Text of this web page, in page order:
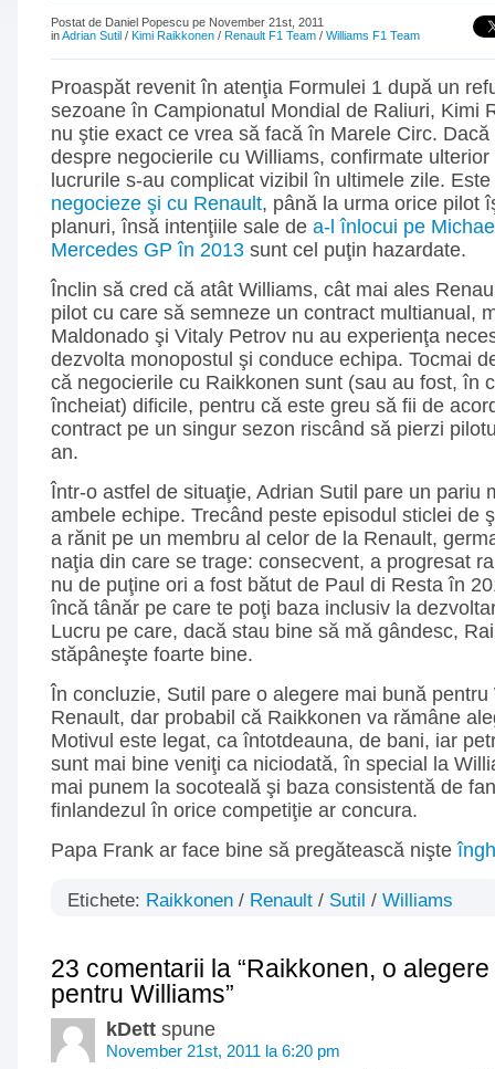
Postat de Daniel Popescu pe November 21st, 2011
inAdrian Sutil / Kimi Raikkonen / Renault F1 Team / Williams F1 Team
Proaspăt revenit în atenţia Formulei 1 după un
sezoane în Campionatul Mondial de Raliuri, Kimi
nu ştie exact ce vrea să facă în Marele Circ.
despre negocierile cu Williams, confirmate
lucrurile s-au complicat vizibil în ultimele zile.
negocieze şi cu Renault, până la urma orice pilot
planuri, însă intenţiile sale de a-l înlocui pe
Mercedes GP în 2013 sunt cel puţin hazardate.
Înclin să cred că atât Williams, cât mai ales
pilot cu care să semneze un contract multianual,
Maldonado şi Vitaly Petrov nu au experienţa
dezvolta monopostul şi conduce echipa. Tocmai
că negocierile cu Raikkonen sunt (sau au fost, în
încheiat) dificile, pentru că este greu să fii de
contract pe un singur sezon riscând să pierzi
an.
Într-o astfel de situaţie, Adrian Sutil pare un pariu
ambele echipe. Trecând peste episodul sticlei de
a rănit pe un membru al celor de la Renault,
naţia din care se trage: consecvent, a progresat
nu de puţine ori a fost bătut de Paul di Resta în
încă tânăr pe care te poţi baza inclusiv la
Lucru pe care, dacă stau bine să mă gândesc,
stăpâneşte foarte bine.
În concluzie, Sutil pare o alegere mai bună pentru
Renault, dar probabil că Raikkonen va rămâne
Motivul este legat, ca întotdeauna, de bani, iar
sunt mai bine veniţi ca niciodată, în special la
mai punem la socoteală şi baza consistentă de
finlandezul în orice competiţie ar concura.
Papa Frank ar face bine să pregătească nişte
Etichete: Raikkonen / Renault / Sutil / Williams
23 comentarii la “Raikkonen, o
pentru Williams”
kDett spune
November 21st, 2011 la 6:20 pm